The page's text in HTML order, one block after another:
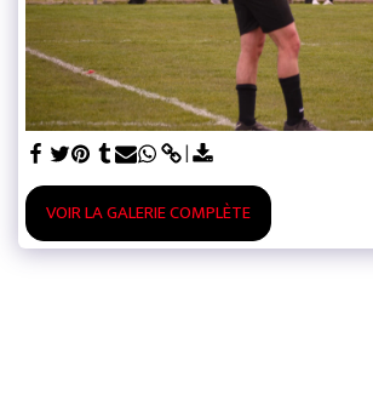
VOIR LA GALERIE COMPLÈTE